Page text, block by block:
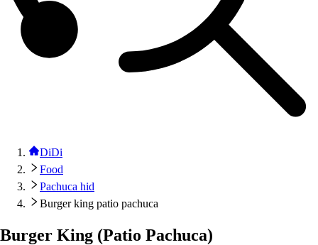
DiDi
Food
Pachuca hid
Burger king patio pachuca
Burger King (Patio Pachuca)